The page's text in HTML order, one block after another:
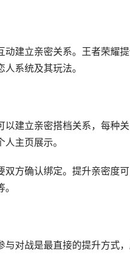
建立亲密关系。王者荣耀
系统及其玩法。
建立亲密搭档关系，每种
主页展示。
方确认绑定。提升亲密度
对战是最直接的提升方式